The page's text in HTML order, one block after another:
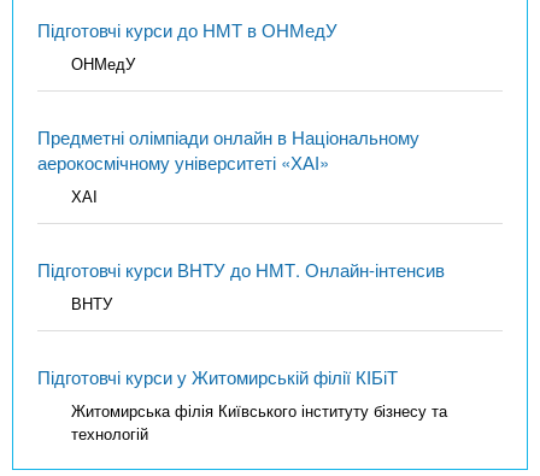
Підготовчі курси до НМТ в ОНМедУ
ОНМедУ
Предметні олімпіади онлайн в Національному
аерокосмічному університеті «ХАІ»
ХАІ
Підготовчі курси ВНТУ до НМТ. Онлайн-інтенсив
ВНТУ
Підготовчі курси у Житомирській філії КІБіТ
Житомирська філія Київського інституту бізнесу та
технологій